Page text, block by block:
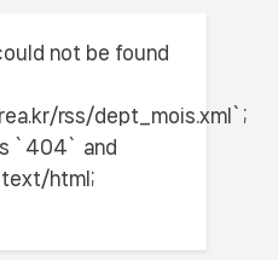
not be found
rss/dept_mois.xml`;
`404` and
html;